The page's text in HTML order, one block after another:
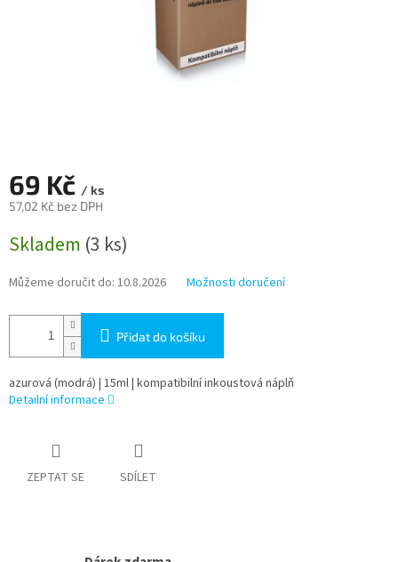
69 Kč / ks
57,02 Kč bez DPH
cena:
Skladem (3 ks)
Můžeme doručit do: 10.8.2026 Možnosti doručení
Přidat do košíku
azurová (modrá) | 15ml | kompatibilní inkoustová náplň
Detailní informace
ZEPTAT SE SDÍLET